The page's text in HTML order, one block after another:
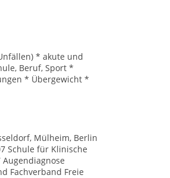
* akute und
Beruf, Sport *
* Übergewicht *
Mülheim, Berlin
Schule für Klinische
Augendiagnose
Fachverband Freie